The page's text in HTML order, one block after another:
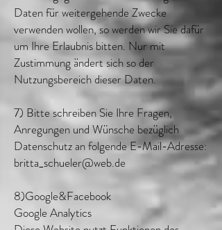
Daten für weitergehende Zwecke
verwenden wollen, so werden wir Sie dafür
um Ihre Erlaubnis bitten. Nur mit
Zustimmung ändert sich so der
Nutzungsbereich dieser Daten.
7) Bitte schreiben Sie Ihre Fragen,
Anregungen und Wünsche bezüglich
Datenschutz an folgende E-Mail-Adresse:
britta_schueler@web.de
8)Google&Facebook
Google Analytics